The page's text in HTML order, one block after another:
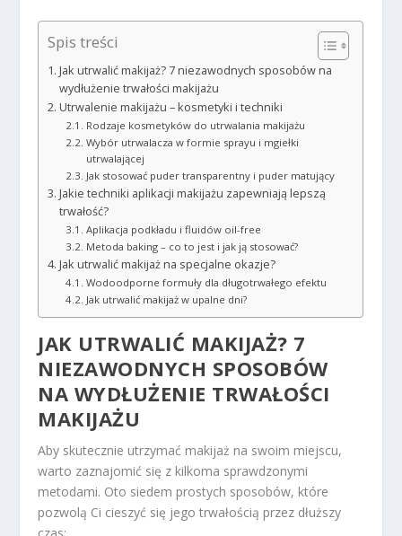
Spis treści
Jak utrwalić makijaż? 7 niezawodnych sposobów na
wydłużenie trwałości makijażu
Utrwalenie makijażu – kosmetyki i techniki
Rodzaje kosmetyków do utrwalania makijażu
Wybór utrwalacza w formie sprayu i mgiełki
utrwalającej
Jak stosować puder transparentny i puder matujący
Jakie techniki aplikacji makijażu zapewniają lepszą
trwałość?
Aplikacja podkładu i fluidów oil-free
Metoda baking – co to jest i jak ją stosować?
Jak utrwalić makijaż na specjalne okazje?
Wodoodporne formuły dla długotrwałego efektu
Jak utrwalić makijaż w upalne dni?
JAK UTRWALIĆ MAKIJAŻ? 7
NIEZAWODNYCH SPOSOBÓW
NA WYDŁUŻENIE TRWAŁOŚCI
MAKIJAŻU
Aby skutecznie utrzymać makijaż na swoim miejscu,
warto zaznajomić się z kilkoma sprawdzonymi
metodami. Oto siedem prostych sposobów, które
pozwolą Ci cieszyć się jego trwałością przez dłuższy